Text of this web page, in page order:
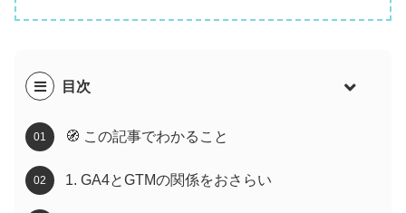
目次
🧭 この記事でわかること
1. GA4とGTMの関係をおさらい